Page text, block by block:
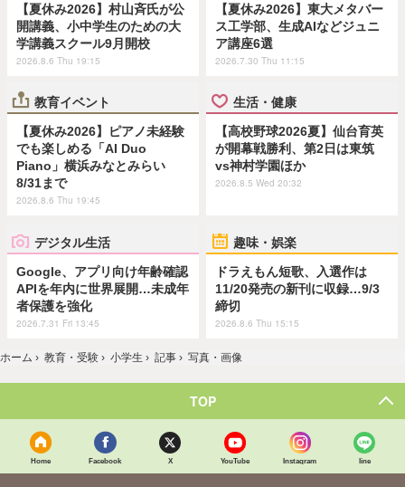
【夏休み2026】村山斉氏が公
開講義、小中学生のための大
学講義スクール9月開校
2026.8.6 Thu 19:15
【夏休み2026】東大メタバー
ス工学部、生成AIなどジュニ
ア講座6選
2026.7.30 Thu 11:15
教育イベント
【夏休み2026】ピアノ未経験
でも楽しめる「AI Duo
Piano」横浜みなとみらい
8/31まで
2026.8.6 Thu 19:45
生活・健康
【高校野球2026夏】仙台育英
が開幕戦勝利、第2日は東筑
vs神村学園ほか
2026.8.5 Wed 20:32
デジタル生活
Google、アプリ向け年齢確認
APIを年内に世界展開…未成年
者保護を強化
2026.7.31 Fri 13:45
趣味・娯楽
ドラえもん短歌、入選作は
11/20発売の新刊に収録…9/3
締切
2026.8.6 Thu 15:15
ホーム › 教育・受験 › 小学生 › 記事 › 写真・画像
TOP
Home Facebook X YouTube Instagram line